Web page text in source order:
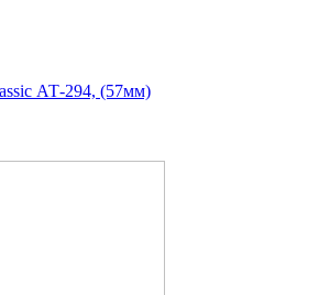
АТ-294, (57мм)